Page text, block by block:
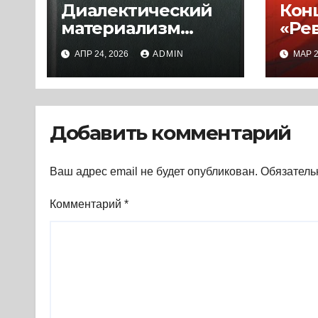
Диалектический
материализм
(1989) * Книга
АПР 24, 2026 ADMIN МАР
Добавить комментарий
Ваш адрес email не будет опубликован.
Комментарий *